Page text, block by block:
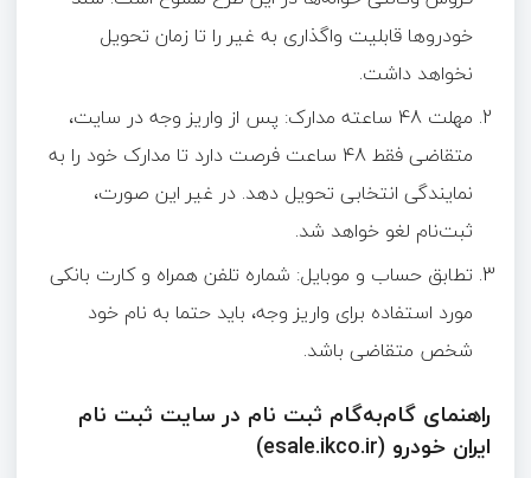
خودروها قابلیت واگذاری به غیر را تا زمان تحویل
نخواهد داشت.
مهلت 48 ساعته مدارک: پس از واریز وجه در سایت،
متقاضی فقط 48 ساعت فرصت دارد تا مدارک خود را به
نمایندگی انتخابی تحویل دهد. در غیر این صورت،
ثبت‌نام لغو خواهد شد.
تطابق حساب و موبایل: شماره تلفن همراه و کارت بانکی
مورد استفاده برای واریز وجه، باید حتما به نام خود
شخص متقاضی باشد.
راهنمای گام‌به‌گام ثبت نام در سایت ثبت نام
ایران خودرو (esale.ikco.ir)